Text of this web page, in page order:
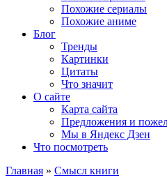
Похожие сериалы
Похожие аниме
Блог
Тренды
Картинки
Цитаты
Что значит
О сайте
Карта сайта
Предложения и
Мы в Яндекс Дзен
Что посмотреть
Главная » Смысл книги